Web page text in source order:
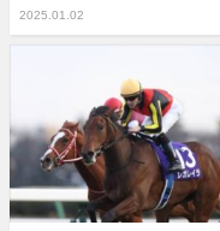
2025.01.02